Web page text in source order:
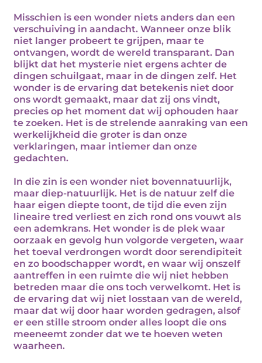
Misschien is een wonder niets anders dan een
verschuiving in aandacht. Wanneer onze blik
niet langer probeert te grijpen, maar te
ontvangen, wordt de wereld transparant. Dan
blijkt dat het mysterie niet ergens achter de
dingen schuilgaat, maar in de dingen zelf. Het
wonder is de ervaring dat betekenis niet door
ons wordt gemaakt, maar dat zij ons vindt,
precies op het moment dat wij ophouden haar
te zoeken. Het is de strelende aanraking van een
werkelijkheid die groter is dan onze
verklaringen, maar intiemer dan onze
gedachten.
In die zin is een wonder niet bovennatuurlijk,
maar diep-natuurlijk. Het is de natuur zelf die
haar eigen diepte toont, de tijd die even zijn
lineaire tred verliest en zich rond ons vouwt als
een ademkrans. Het wonder is de plek waar
oorzaak en gevolg hun volgorde vergeten, waar
het toeval verdrongen wordt door serendipiteit
en zo boodschapper wordt, en waar wij onszelf
aantreffen in een ruimte die wij niet hebben
betreden maar die ons toch verwelkomt. Het is
de ervaring dat wij niet losstaan van de wereld,
maar dat wij door haar worden gedragen, alsof
er een stille stroom onder alles loopt die ons
meeneemt zonder dat we te hoeven weten
waarheen.